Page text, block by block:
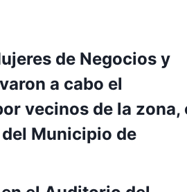
de Negocios y
a cabo el
vecinos de la zona,
Municipio de